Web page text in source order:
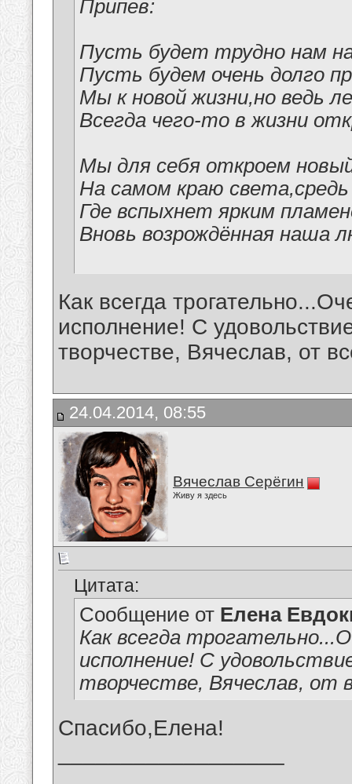
Припев:
Пусть будет трудно нам
Пусть будем очень долго
Мы к новой жизни,но ведь
Всегда чего-то в жизни
Мы для себя откроем
На самом краю света,средь
Где вспыхнет ярким
Вновь возрождённая наша
Как всегда
исполнение! С
творчестве, Вячеслав, от
24.04.2014, 08:55
Вячеслав Серёгин
Живу я здесь
Цитата:
Сообщение от Елена
Как всегда
исполнение! С
творчестве, Вячеслав, от
Спасибо,Елена!